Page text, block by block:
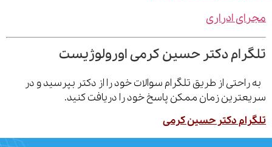
ادراری
دکتر حسین کرمی اورولوژیست
از طریق تلگرام سوالات خود را از دکتر بپرسید و در
زمان ممکن پاسخ خود را دریافت کنید.
دکتر حسین کرمی